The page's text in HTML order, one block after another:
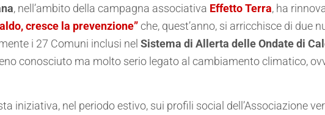
, nell’ambito della campagna associativa Effetto Terra, ha
cresce la prevenzione”che, quest’anno, si arricchisce di due
i 27 Comuni inclusi nel Sistema di Allerta delle Ondate di
conosciuto ma molto serio legato al cambiamento climatico,
iniziativa, nel periodo estivo, sui profili social dell’Associazione